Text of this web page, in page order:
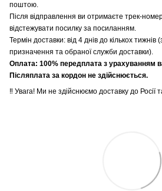
поштою.
Після відправлення ви отримаєте трек-
відстежувати посилку за посиланням.
Термін доставки: від 4 днів до кількох тижнів
призначення та обраної служби доставки).
Оплата: 100% передплата з урахуванням
Післяплата за кордон не здійснюється.
‼️ Увага! Ми не здійснюємо доставку до Росії